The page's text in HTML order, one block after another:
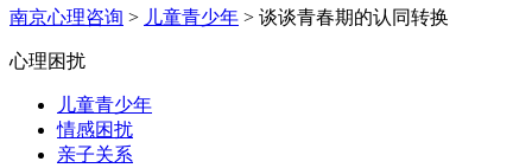
南京心理咨询 > 儿童青少年 > 谈谈青春期的认同转换
心理困扰
儿童青少年
情感困扰
亲子关系